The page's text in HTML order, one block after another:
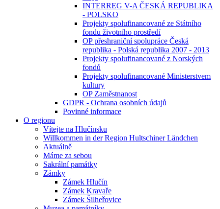
INTERREG V-A ČESKÁ REPUBLIKA
- POLSKO
Projekty spolufinancované ze Státního
fondu životního prostředí
OP přeshraniční spolupráce Česká
republika - Polská republika 2007 - 2013
Projekty spolufinancované z Norských
fondů
Projekty spolufinancované Ministerstvem
kultury
OP Zaměstnanost
GDPR - Ochrana osobních údajů
Povinné informace
O regionu
Vítejte na Hlučínsku
Willkommen in der Region Hultschiner Ländchen
Aktuálně
Máme za sebou
Sakrální památky
Zámky
Zámek Hlučín
Zámek Kravaře
Zámek Šilheřovice